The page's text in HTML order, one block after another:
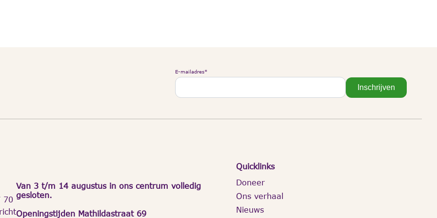
E-mailadres*
Inschrijven
70
Van 3 t/m 14 augustus in ons centrum volledig
gesloten.
Openingstijden Mathildastraat 69
Quicklinks
Doneer
Ons verhaal
Nieuws